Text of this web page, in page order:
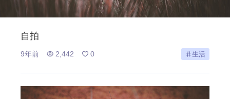
自拍
9年前 2,442 0 生活